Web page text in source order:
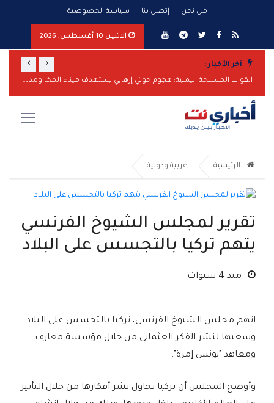
من نحن إتصل بنا سياسة الخصوصية
الاثنين 10 أغسطس, 2026
آخر الأخبار :
القوات المسلحة اليمنية: هجوم حوثي إرهابي يستهدف ميناء المخا ومدنيين
‹
›
الرئيسية عربية ودولية
تقرير لمجلس الشيوخ الفرنسي
يتهم تركيا بالتجسس على البلاد
منذ 4 سنوات
اتهم مجلس الشيوخ الفرنسي، تركيا بالتجسس على البلاد
وسعيها لنشر الفكر العثماني من خلال مؤسسة معارف
ومعاهد "يونس إمرة".
وأوضح المجلس أن تركيا تحاول نشر أفكارها من خلال التأثير